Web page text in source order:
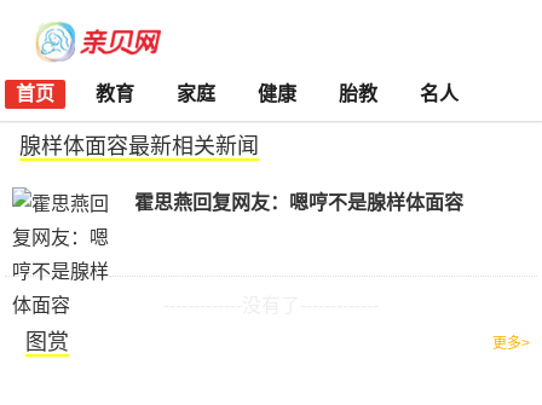
首页 教育 家庭 健康 胎教 名人
腺样体面容最新相关新闻
霍思燕回复网友：嗯哼不是腺样体面容
图赏 更多>